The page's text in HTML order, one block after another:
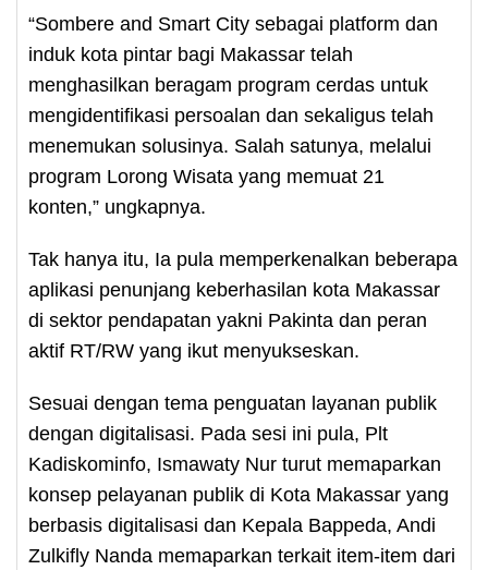
“Sombere and Smart City sebagai platform dan
induk kota pintar bagi Makassar telah
menghasilkan beragam program cerdas untuk
mengidentifikasi persoalan dan sekaligus telah
menemukan solusinya. Salah satunya, melalui
program Lorong Wisata yang memuat 21
konten,” ungkapnya.
Tak hanya itu, Ia pula memperkenalkan beberapa
aplikasi penunjang keberhasilan kota Makassar
di sektor pendapatan yakni Pakinta dan peran
aktif RT/RW yang ikut menyukseskan.
Sesuai dengan tema penguatan layanan publik
dengan digitalisasi. Pada sesi ini pula, Plt
Kadiskominfo, Ismawaty Nur turut memaparkan
konsep pelayanan publik di Kota Makassar yang
berbasis digitalisasi dan Kepala Bappeda, Andi
Zulkifly Nanda memaparkan terkait item-item dari